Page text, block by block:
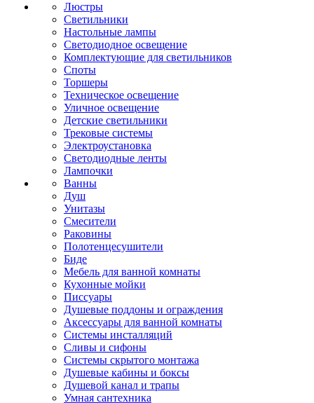
Люстры
Светильники
Настольные лампы
Светодиодное освещение
Комплектующие для светильников
Споты
Торшеры
Техническое освещение
Уличное освещение
Детские светильники
Трековые системы
Электроустановка
Светодиодные ленты
Лампочки
Ванны
Душ
Унитазы
Смесители
Раковины
Полотенцесушители
Биде
Мебель для ванной комнаты
Кухонные мойки
Писсуары
Душевые поддоны и ограждения
Аксессуары для ванной комнаты
Системы инсталляций
Сливы и сифоны
Системы скрытого монтажа
Душевые кабины и боксы
Душевой канал и трапы
Умная сантехника